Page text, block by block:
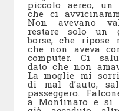
piccolo aereo,
che ci
Non avevano
restare solo un
borse, che ripose
che non aveva
computer. Ci
dato che non
La moglie mi
di mal d’auto,
passeggero.
a Montinaro e si